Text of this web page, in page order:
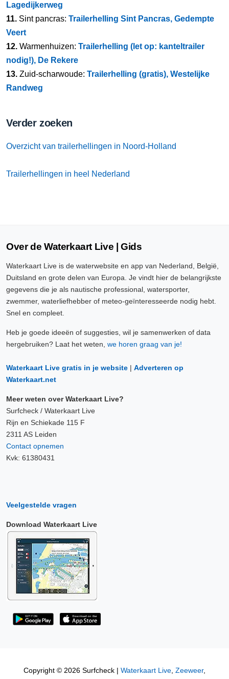
Lagedijkerweg
11. Sint pancras: Trailerhelling Sint Pancras, Gedempte
Veert
12. Warmenhuizen: Trailerhelling (let op: kanteltrailer
nodig!), De Rekere
13. Zuid-scharwoude: Trailerhelling (gratis), Westelijke
Randweg
Verder zoeken
Overzicht van trailerhellingen in Noord-Holland
Trailerhellingen in heel Nederland
Over de Waterkaart Live | Gids
Waterkaart Live is de waterwebsite en app van Nederland, België,
Duitsland en grote delen van Europa. Je vindt hier de belangrijkste
gegevens die je als nautische professional, watersporter,
zwemmer, waterliefhebber of meteo-geïnteresseerde nodig hebt.
Snel en compleet.
Heb je goede ideeën of suggesties, wil je samenwerken of data
hergebruiken? Laat het weten, we horen graag van je!
Waterkaart Live gratis in je website | Adverteren op
Waterkaart.net
Meer weten over Waterkaart Live?
Surfcheck / Waterkaart Live
Rijn en Schiekade 115 F
2311 AS Leiden
Contact opnemen
Kvk: 61380431
Veelgestelde vragen
Download Waterkaart Live
Copyright © 2026 Surfcheck | Waterkaart Live, Zeeweer,